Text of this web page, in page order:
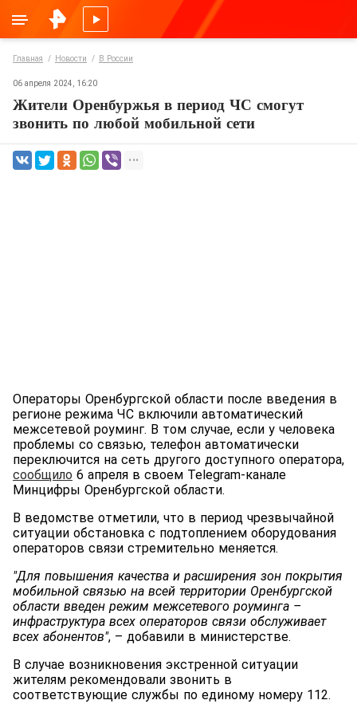
Главная Новости В России
06 апреля 2024, 16:20
Жители Оренбуржья в период ЧС смогут
звонить по любой мобильной сети
Операторы Оренбургской области после введения в
регионе режима ЧС включили автоматический
межсетевой роуминг. В том случае, если у человека
проблемы со связью, телефон автоматически
переключится на сеть другого доступного оператора,
сообщило 6 апреля в своем Telegram-канале
Минцифры Оренбургской области.
В ведомстве отметили, что в период чрезвычайной
ситуации обстановка с подтоплением оборудования
операторов связи стремительно меняется.
"Для повышения качества и расширения зон покрытия
мобильной связью на всей территории Оренбургской
области введен режим межсетевого роуминга –
инфраструктура всех операторов связи обслуживает
всех абонентов", – добавили в министерстве.
В случае возникновения экстренной ситуации
жителям рекомендовали звонить в
соответствующие службы по единому номеру 112.